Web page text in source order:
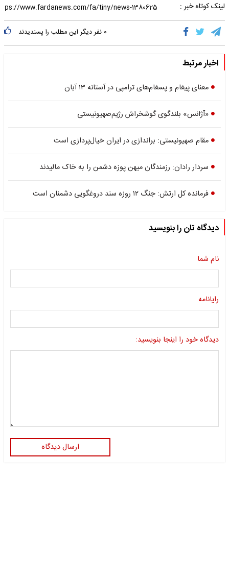
لینک کوتاه خبر :
۰ نفر دیگر این مطلب را پسندیدند
اخبار مرتبط
معنای پیغام و پسغام‌های ترامپی در آستانه ۱۳ آبان
«آژانس» بلندگوی گوشخراش رژیم‌صهیونیستی
مقام صهیونیستی: براندازی در ایران خیال‌پردازی است
سردار رادان: رزمندگان میهن پوزه دشمن را به خاک مالیدند
فرمانده کل ارتش: جنگ ۱۲ روزه سند دروغگویی دشمنان است
دیدگاه تان را بنویسید
نام شما
رایانامه
دیدگاه خود را اینجا بنویسید:
ارسال دیدگاه